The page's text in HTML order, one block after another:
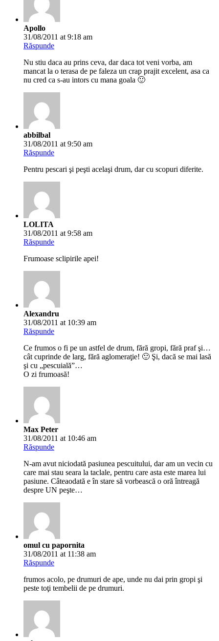
Apollo
31/08/2011 at 9:18 am
Răspunde
Nu stiu daca au prins ceva, dar daca tot veni vorba, am
mancat la o terasa de pe faleza un crap prajit excelent, asa ca
nu cred ca s-au intors cu mana goala 🙂
abbilbal
31/08/2011 at 9:50 am
Răspunde
Pentru pescari şi peşti acelaşi drum, dar cu scopuri diferite.
LOLITA
31/08/2011 at 9:58 am
Răspunde
Frumoase sclipirile apei!
Alexandru
31/08/2011 at 10:39 am
Răspunde
Ce frumos o fi pe un astfel de drum, fără gropi, fără praf şi…
cât cuprinde de larg, fără aglomeraţie! 🙂 Şi, dacă se mai lasă
şi cu „pescuială”…
O zi frumoasă!
Max Peter
31/08/2011 at 10:46 am
Răspunde
N-am avut niciodată pasiunea pescuitului, dar am un vecin cu
care mai stau seara la taclale, pentru care asta este marea lui
pasiune. Câteaodată e în stare să vorbească o oră întreagă
despre UN peşte…
omul cu papornita
31/08/2011 at 11:38 am
Răspunde
frumos acolo, pe drumuri de ape, unde nu dai prin gropi şi
peste toţi tembelii de pe drumuri.